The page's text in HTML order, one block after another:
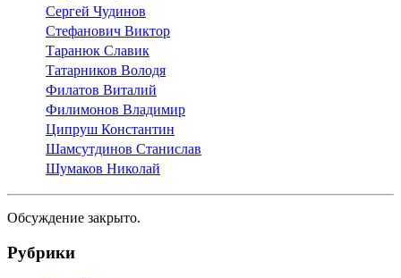
Сергей Чудинов
Cтефанович Виктор
Таранюк Славик
Татарников Володя
Филатов Виталий
Филимонов Владимир
Ципруш Константин
Шамсутдинов Станислав
Шумаков Николай
Обсуждение закрыто.
Рубрики